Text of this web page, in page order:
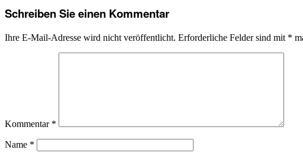
Schreiben Sie einen Kommentar
Ihre E-Mail-Adresse wird nicht veröffentlicht. Erforderliche Felder sind mit *
Kommentar *
Name *